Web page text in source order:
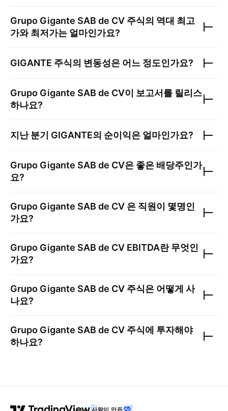
Grupo Gigante SAB de CV 주식의 역대 최고
가와 최저가는 얼마인가요?
GIGANTE 주식의 변동성은 어느 정도인가요?
Grupo Gigante SAB de CV이 보고서를 릴리스
하나요?
지난 분기 GIGANTE의 순이익은 얼마인가요?
Grupo Gigante SAB de CV은 좋은 배당주인가
요?
Grupo Gigante SAB de CV 은 직원이 몇명인
가요?
Grupo Gigante SAB de CV EBITDA란 무엇인
가요?
Grupo Gigante SAB de CV 주식은 어떻게 사
나요?
Grupo Gigante SAB de CV 주식에 투자해야
하나요?
사람이 만든